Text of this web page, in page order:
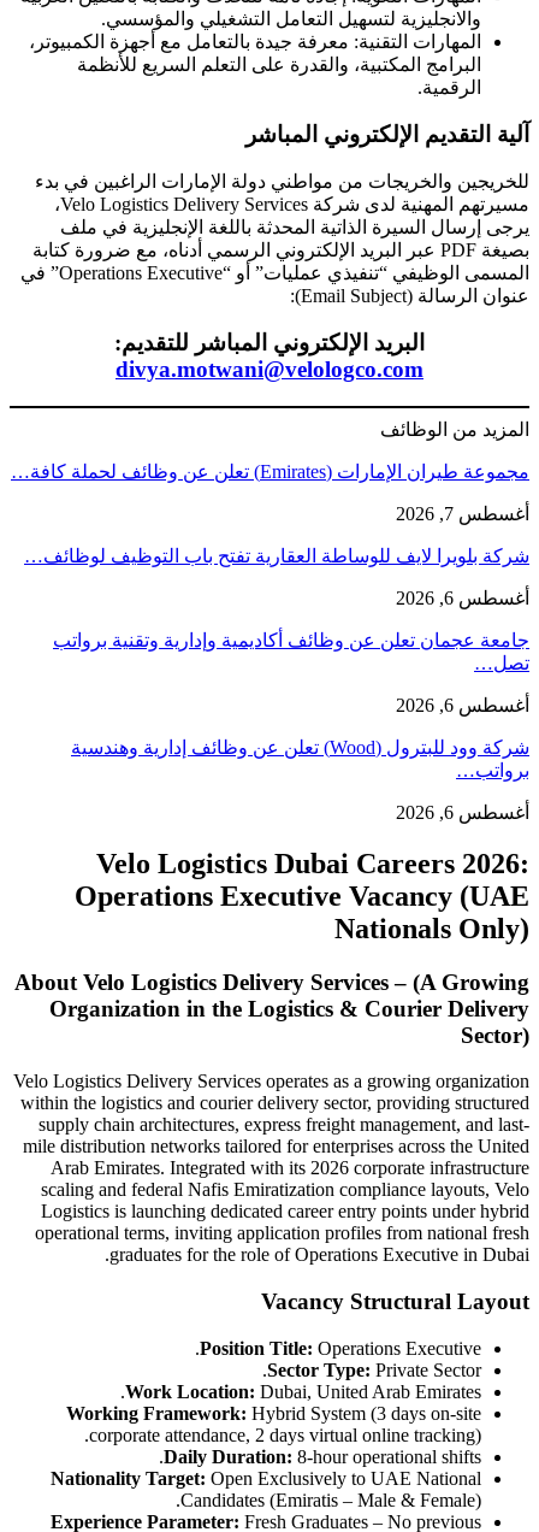
والانجليزية لتسهيل التعامل التشغيلي والمؤسسي.
المهارات التقنية: معرفة جيدة بالتعامل مع أجهزة الكمبيوتر،
البرامج المكتبية، والقدرة على التعلم السريع للأنظمة
الرقمية.
آلية التقديم الإلكتروني المباشر
للخريجين والخريجات من مواطني دولة الإمارات الراغبين في بدء
مسيرتهم المهنية لدى شركة Velo Logistics Delivery Services،
يرجى إرسال السيرة الذاتية المحدثة باللغة الإنجليزية في ملف
بصيغة PDF عبر البريد الإلكتروني الرسمي أدناه، مع ضرورة كتابة
المسمى الوظيفي “تنفيذي عمليات” أو “Operations Executive” في
عنوان الرسالة (Email Subject):
البريد الإلكتروني المباشر للتقديم:
divya.motwani@velologco.com
المزيد من الوظائف
مجموعة طيران الإمارات (Emirates) تعلن عن وظائف لحملة كافة…
أغسطس 7, 2026
شركة بلويرا لايف للوساطة العقارية تفتح باب التوظيف لوظائف…
أغسطس 6, 2026
جامعة عجمان تعلن عن وظائف أكاديمية وإدارية وتقنية برواتب
تصل…
أغسطس 6, 2026
شركة وود للبترول (Wood) تعلن عن وظائف إدارية وهندسية
برواتب…
أغسطس 6, 2026
Velo Logistics Dubai Careers 2026:
Operations Executive Vacancy (UAE
Nationals Only)
About Velo Logistics Delivery Services – (A Growing
Organization in the Logistics & Courier Delivery
Sector)
Velo Logistics Delivery Services operates as a growing organization
within the logistics and courier delivery sector, providing structured
supply chain architectures, express freight management, and last-
mile distribution networks tailored for enterprises across the United
Arab Emirates. Integrated with its 2026 corporate infrastructure
scaling and federal Nafis Emiratization compliance layouts, Velo
Logistics is launching dedicated career entry points under hybrid
operational terms, inviting application profiles from national fresh
graduates for the role of Operations Executive in Dubai.
Vacancy Structural Layout
Position Title: Operations Executive.
Sector Type: Private Sector.
Work Location: Dubai, United Arab Emirates.
Working Framework: Hybrid System (3 days on-site
corporate attendance, 2 days virtual online tracking).
Daily Duration: 8-hour operational shifts.
Nationality Target: Open Exclusively to UAE National
Candidates (Emiratis – Male & Female).
Experience Parameter: Fresh Graduates – No previous